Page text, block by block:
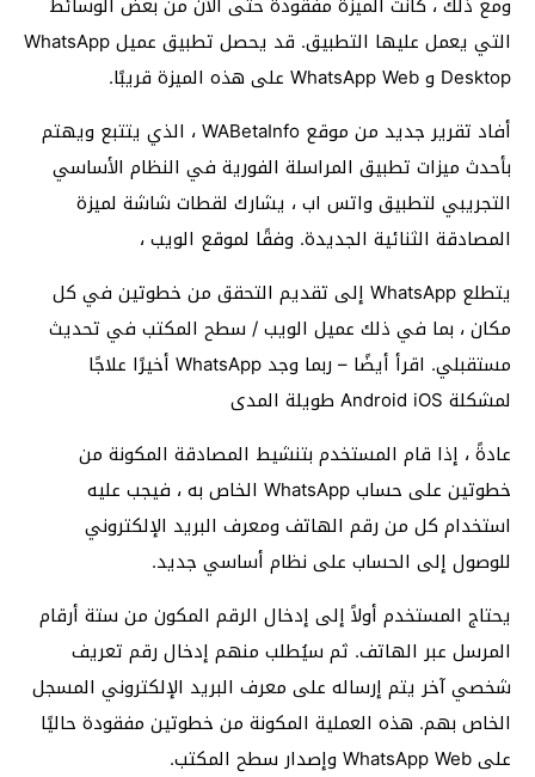
التي يعمل عليها التطبيق. قد يحصل تطبيق عميل WhatsApp
Desktop و WhatsApp Web على هذه الميزة قريبًا.
أفاد تقرير جديد من موقع WABetaInfo ، الذي يتتبع ويهتم
بأحدث ميزات تطبيق المراسلة الفورية في النظام الأساسي
التجريبي لتطبيق واتس اب ، يشارك لقطات شاشة لميزة
المصادقة الثنائية الجديدة. وفقًا لموقع الويب ،
يتطلع WhatsApp إلى تقديم التحقق من خطوتين في كل
مكان ، بما في ذلك عميل الويب / سطح المكتب في تحديث
مستقبلي. اقرأ أيضًا – ربما وجد WhatsApp أخيرًا علاجًا
لمشكلة Android iOS طويلة المدى
عادةً ، إذا قام المستخدم بتنشيط المصادقة المكونة من
خطوتين على حساب WhatsApp الخاص به ، فيجب عليه
استخدام كل من رقم الهاتف ومعرف البريد الإلكتروني
للوصول إلى الحساب على نظام أساسي جديد.
يحتاج المستخدم أولاً إلى إدخال الرقم المكون من ستة أرقام
المرسل عبر الهاتف. ثم سيُطلب منهم إدخال رقم تعريف
شخصي آخر يتم إرساله على معرف البريد الإلكتروني المسجل
الخاص بهم. هذه العملية المكونة من خطوتين مفقودة حاليًا
على WhatsApp Web وإصدار سطح المكتب.